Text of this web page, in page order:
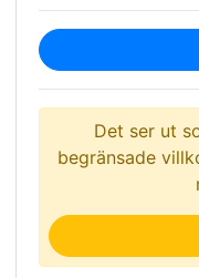
Det ser ut
begränsade